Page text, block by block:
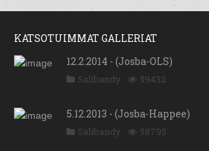
KATSOTUIMMAT GALLERIAT
12.2.2014 - (Josba-OLS)
Salibandy 59432
5.12.2013 - (Josba-Happee)
Salibandy 58795